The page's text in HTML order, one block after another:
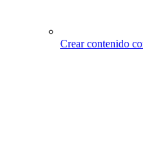
Crear contenido